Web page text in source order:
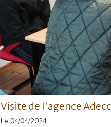
Visite de l'agence
Le 04/04/2024